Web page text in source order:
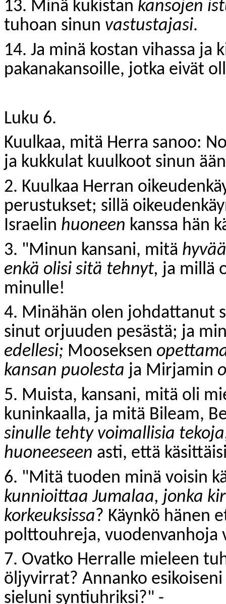
13. Minä kukistan kansojen
tuhoan sinun vastustajasi.
14. Ja minä kostan vihassa ja
pakanakansoille, jotka eivät
Luku 6.
Kuulkaa, mitä Herra sanoo:
ja kukkulat kuulkoot sinun
2. Kuulkaa Herran
perustukset; sillä
Israelin huoneen kanssa hän
3. "Minun kansani, mitä
enkä olisi sitä tehnyt, ja millä
minulle!
4. Minähän olen johdattanut
sinut orjuuden pesästä; ja
edellesi; Mooseksen
kansan puolesta ja Mirjamin
5. Muista, kansani, mitä oli
kuninkaalla, ja mitä Bileam,
sinulle tehty voimallisia
huoneeseen asti, että
6. "Mitä tuoden minä voisin
kunnioittaa Jumalaa, jonka
korkeuksissa? Käynkö hänen
polttouhreja, vuodenvanhoja
7. Ovatko Herralle mieleen
öljyvirrat? Annanko
sieluni syntiuhriksi?" -